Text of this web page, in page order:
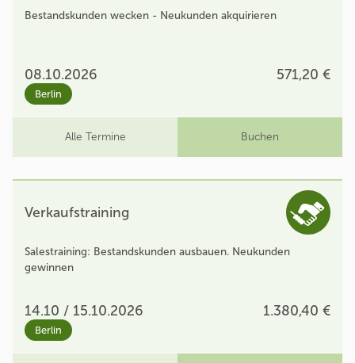
Bestandskunden wecken - Neukunden akquirieren
08.10.2026 571,20 €
Berlin
Alle Termine Buchen
Verkaufstraining
Salestraining: Bestandskunden ausbauen. Neukunden
gewinnen
14.10 / 15.10.2026 1.380,40 €
Berlin